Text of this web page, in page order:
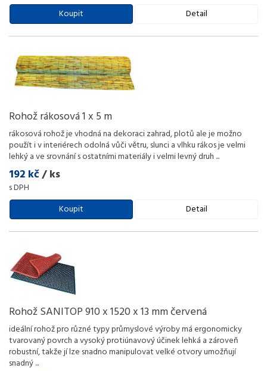
Koupit
Detail
Rohož rákosová 1 x 5 m
rákosová rohož je vhodná na dekoraci zahrad, plotů ale je možno
použít i v interiérech odolná vůči větru, slunci a vlhku rákos je velmi
lehký a ve srovnání s ostatními materiály i velmi levný druh ...
192 kč/ ks
s DPH
Koupit
Detail
Rohož SANITOP 910 x 1520 x 13 mm červená
ideální rohož pro různé typy průmyslové výroby má ergonomicky
tvarovaný povrch a vysoký protiúnavový účinek lehká a zároveň
robustní, takže jí lze snadno manipulovat velké otvory umožňují
snadný...